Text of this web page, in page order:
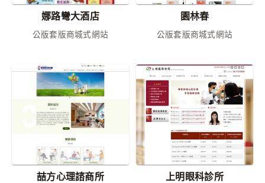
娜路彎大酒店
公版套版商城式網站
園林春
公版套版商城式網站
喆方心理諮商所 上明眼科診所